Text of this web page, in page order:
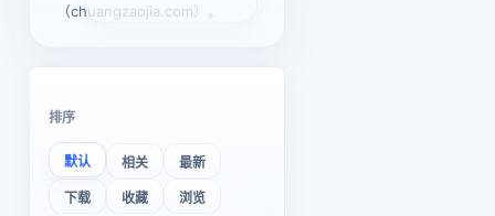
（chuangzaojia.com）。
排序
默认 相关 最新
下载 收藏 浏览